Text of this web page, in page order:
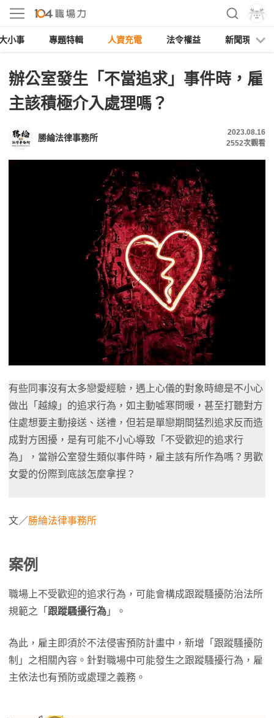
小事 專題特輯 人資充電 法令權益 新聞現場
辦公室發生「不當追求」事件時，雇
主該積極介入處理嗎？
勝綸法律事務所
2023.08.16
2552次觀看
有些同事沒有太多戀愛經驗，遇上心儀的對象時總是不小心
做出「越線」的追求行為，如主動噓寒問暖，甚至打聽對方
住處想要主動接送、送禮，但若是單戀期間猛烈追求反而造
成對方困擾，是有可能不小心導致「不受歡迎的追求行
為」，當辦公室發生類似事件時，雇主該有所作為嗎？男歡
女愛的份際到底該怎麼拿捏？
文／勝綸法律事務所
案例
職場上不受歡迎的追求行為，可能會構成跟蹤騷擾防治法所
規範之「 跟蹤騷擾行為 」。
為此，雇主即須於不法侵害預防計畫中，新增「跟蹤騷擾防
制」之相關內容。針對職場中可能發生之跟蹤騷擾行為，雇
主依法也有預防或處理之義務。